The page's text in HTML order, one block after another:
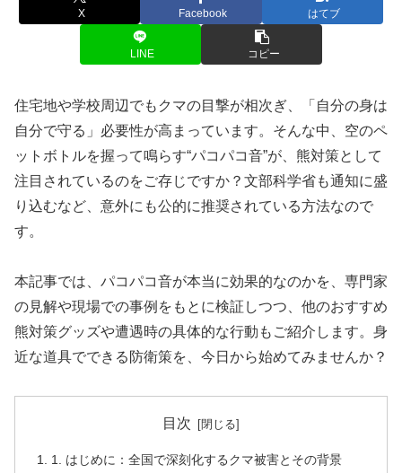
X Facebook はてブ
LINE コピー
住宅地や学校周辺でもクマの目撃が相次ぎ、「自分の身は
自分で守る」必要性が高まっています。そんな中、空のペ
ットボトルを握って鳴らす“パコパコ音”が、熊対策として
注目されているのをご存じですか？文部科学省も通知に盛
り込むなど、意外にも公的に推奨されている方法なので
す。
本記事では、パコパコ音が本当に効果的なのかを、専門家
の見解や現場での事例をもとに検証しつつ、他のおすすめ
熊対策グッズや遭遇時の具体的な行動もご紹介します。身
近な道具でできる防衛策を、今日から始めてみませんか？
目次
1. はじめに：全国で深刻化するクマ被害とその背景